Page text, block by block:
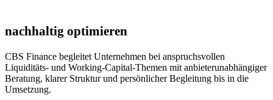
nachhaltig optimieren
CBS Finance begleitet Unternehmen bei anspruchsvollen
Liquiditäts- und Working-Capital-Themen mit anbieterunabhängiger
Beratung, klarer Struktur und persönlicher Begleitung bis in die
Umsetzung.